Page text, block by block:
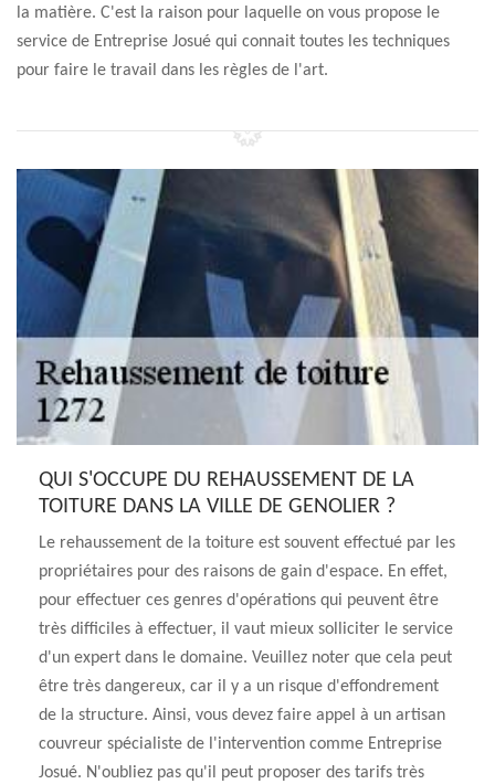
la matière. C'est la raison pour laquelle on vous propose le
service de Entreprise Josué qui connait toutes les techniques
pour faire le travail dans les règles de l'art.
QUI S'OCCUPE DU REHAUSSEMENT DE LA
TOITURE DANS LA VILLE DE GENOLIER ?
Le rehaussement de la toiture est souvent effectué par les
propriétaires pour des raisons de gain d'espace. En effet,
pour effectuer ces genres d'opérations qui peuvent être
très difficiles à effectuer, il vaut mieux solliciter le service
d'un expert dans le domaine. Veuillez noter que cela peut
être très dangereux, car il y a un risque d'effondrement
de la structure. Ainsi, vous devez faire appel à un artisan
couvreur spécialiste de l'intervention comme Entreprise
Josué. N'oubliez pas qu'il peut proposer des tarifs très